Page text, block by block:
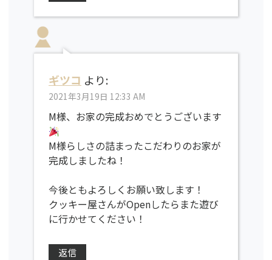
ギツコ より:
2021年3月19日 12:33 AM
M様、お家の完成おめでとうございます
M様らしさの詰まったこだわりのお家が
完成しましたね！
今後ともよろしくお願い致します！
クッキー屋さんがOpenしたらまた遊び
に行かせてください！
返信